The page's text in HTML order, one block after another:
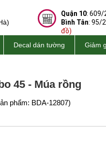
Quận 10: 609/
Bình Tân: 95/
đồ)
Decal dán tường Giảm
45 - Múa rồng
phẩm: BDA-12807)